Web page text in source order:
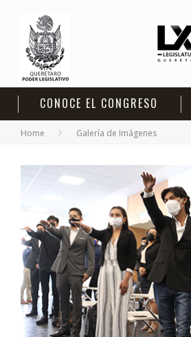
CONOCE EL CONGRESO
Home Galería de Imágenes